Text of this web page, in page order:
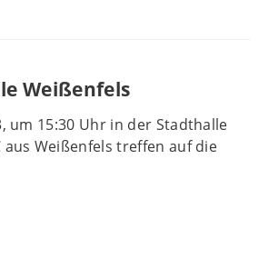
Weißenfels
um 15:30 Uhr in der Stadthalle
aus Weißenfels treffen auf die